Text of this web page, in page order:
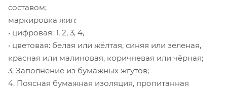
составом;
маркировка жил:
• цифровая: 1, 2, 3, 4,
• цветовая: белая или жёлтая, синяя или зеленая,
красная или малиновая, коричневая или чёрная;
3. Заполнение из бумажных жгутов;
4. Поясная бумажная изоляция, пропитанная